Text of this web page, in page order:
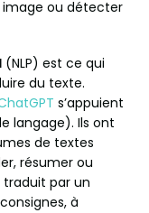
image ou détecter
(NLP) est ce qui
du texte.
s’appuient
langage). Ils ont
de textes
résumer ou
traduit par un
à